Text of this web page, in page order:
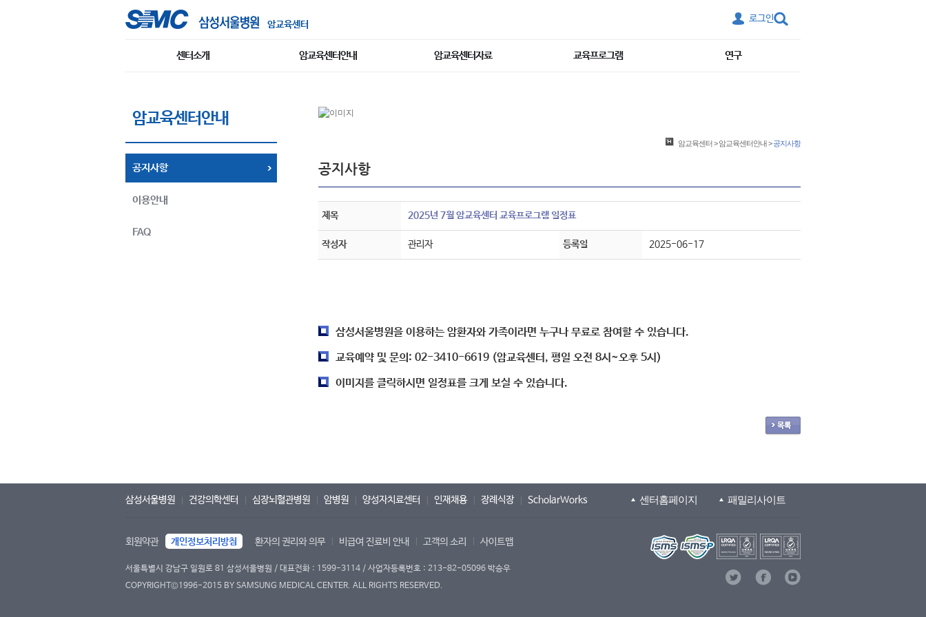
암교육센터
로그인
센터소개 암교육센터안내 암교육센터자료 교육프로그램 연구
암교육센터안내
공지사항
이용안내
FAQ
암교육센터>암교육센터안내>공지사항
공지사항
제목 2025년 7월 암교육센터 교육프로그램 일정표
작성자 관리자 등록일 2025-06-17
삼성서울병원을 이용하는 암환자와 가족이라면 누구나 무료로 참여할 수 있습니다.
교육예약 및 문의: 02-3410-6619 (암교육센터, 평일 오전 8시~오후 5시)
이미지를 클릭하시면 일정표를 크게 보실 수 있습니다.
삼성서울병원 건강의학센터 심장뇌혈관병원 암병원 양성자치료센터 인재채용 장례식장 ScholarWorks 센터홈페이지 패밀리사이트
회원약관 개인정보처리방침 환자의 권리와 의무 비급여 진료비 안내 고객의 소리 사이트맵
서울특별시 강남구 일원로 81 삼성서울병원 / 대표전화 : 1599-3114 / 사업자등록번호 : 213-82-05096 박승우
COPYRIGHT©1996-2015 BY SAMSUNG MEDICAL CENTER. ALL RIGHTS RESERVED.